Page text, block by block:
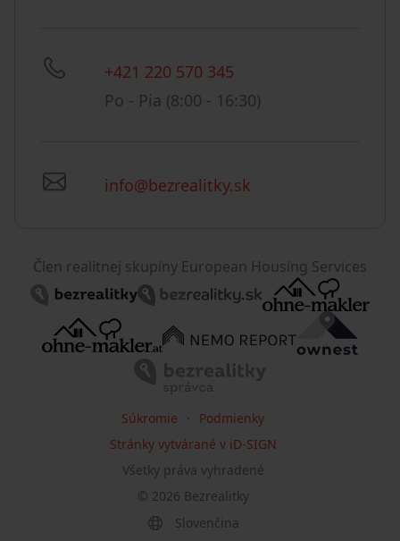
+421 220 570 345
Po - Pia (8:00 - 16:30)
info@bezrealitky.sk
Člen realitnej skupiny European Housing Services
© 2026 Bezrealitky
Všetky práva vyhradené
Súkromie
Podmienky
Stránky vytvárané v iD-SIGN
Slovenčina